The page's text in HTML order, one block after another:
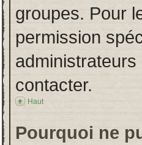
groupes. Pour
permission
contacter.
Haut
Pourquoi ne